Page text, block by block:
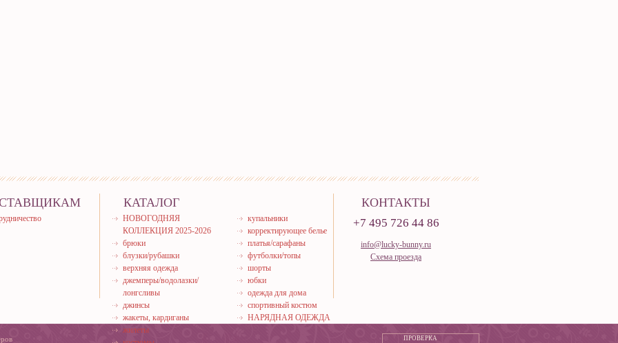
КАТАЛОГ
НОВОГОДНЯЯ
КОЛЛЕКЦИЯ 2025-2026
брюки
блузки/рубашки
верхняя одежда
джемперы/водолазки/
лонгсливы
джинсы
жакеты, кардиганы
жилеты
купальники
корректирующее белье
платья/сарафаны
футболки/топы
шорты
юбки
одежда для дома
спортивный костюм
НАРЯДНАЯ ОДЕЖДА
КОНТАКТЫ
+7 495 726 44 86
info@lucky-bunny.ru
Схема проезда
ПРОВЕРКА